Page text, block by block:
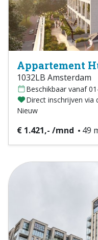
Appartement
1032LB Amsterdam
Beschikbaar vanaf
Direct inschrijven via
Nieuw
€ 1.421,- /mnd 49